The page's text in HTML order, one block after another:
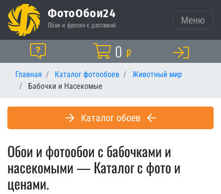
ФотоОбои24
Обои и фрески с доставкой Меню
Помощь Корзина
0 ₽
Главная Каталог фотообоев
Животный мир
Бабочки и Насекомые
Каталог обоев
Обои и фотообои с бабочками и
насекомыми — Каталог с фото и
ценами.